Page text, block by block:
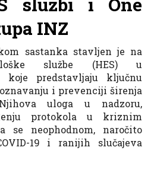
INZ
sastanka stavljen je na
službe (HES) u
koje predstavljaju ključnu
i prevenciji širenja
uloga u nadzoru,
protokola u kriznim
se neophodnom, naročito
19 i ranijih slučajeva